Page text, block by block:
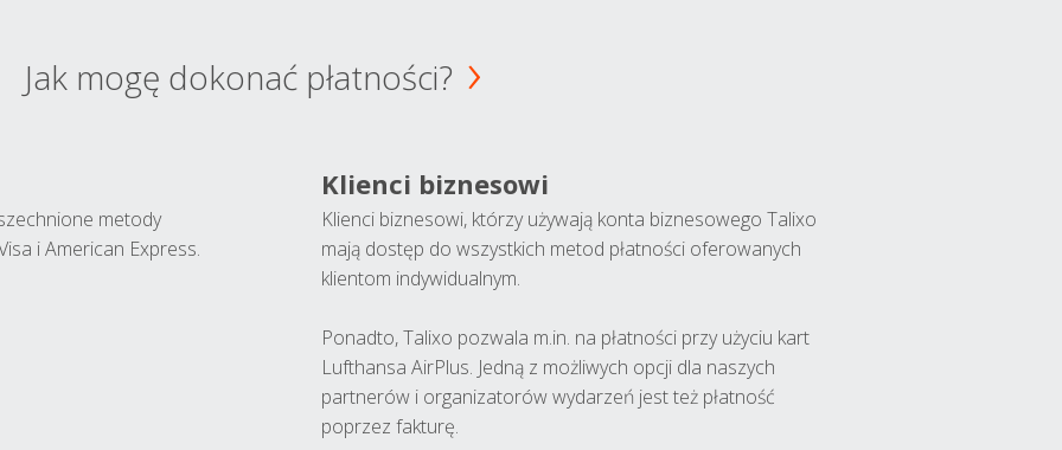
Jak mogę dokonać płatności?
metody
i American Express.
Klienci biznesowi
Klienci biznesowi, którzy używają konta biznesowego Talixo
mają dostęp do wszystkich metod płatności oferowanych
klientom indywidualnym.
Ponadto, Talixo pozwala m.in. na płatności przy użyciu kart
Lufthansa AirPlus. Jedną z możliwych opcji dla naszych
partnerów i organizatorów wydarzeń jest też płatność
poprzez fakturę.